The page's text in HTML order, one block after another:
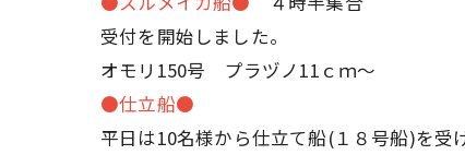
受付を開始しました。
オモリ150号 プラヅノ11ｃｍ～
●仕立船●
平日は10名様から仕立て船(１８号船)を受